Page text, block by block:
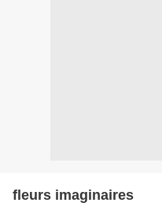
fleurs imaginaires